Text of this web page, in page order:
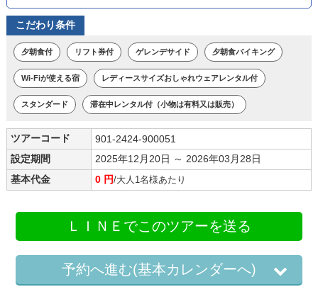
こだわり条件
夕朝食付 リフト券付 ゲレンデサイド 夕朝食バイキング
Wi-Fiが使える宿 レディースサイズおしゃれウェアレンタル付
スタンダード 滞在中レンタル付（小物は有料又は販売）
ツアーコード
901-2424-900051
設定期間
2025年12月20日 ～ 2026年03月28日
基本代金
0 円/大人1名様あたり
ＬＩＮＥでこのツアーを送る
予約へ進む(基本カレンダーへ)